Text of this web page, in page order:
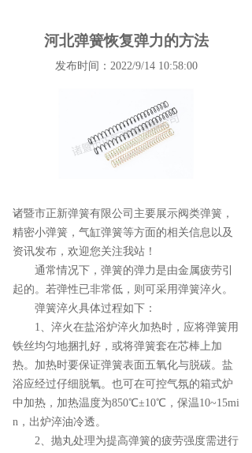
河北弹簧恢复弹力的方法
发布时间：2022/9/14 10:58:00
诸暨市正新弹簧有限公司主要展示阀类弹簧 ，
精密小弹簧，气缸弹簧等方面的相关信息以及
资讯发布，欢迎您关注我站！
通常情况下，弹簧的弹力是由金属疲劳引
起的。若弹性已非常低，则可采用弹簧淬火。
弹簧淬火具体过程如下：
1、淬火在盐浴炉淬火加热时，应将弹簧用
铁丝均匀地捆扎好，或将弹簧套在芯棒上加
热。加热时要保证弹簧表面五氧化与脱碳。盐
浴应经过仔细脱氧。也可在可控气氛的箱式炉
中加热，加热温度为850℃±10℃，保温10~15mi
n，出炉淬油冷透。
2、抛丸处理为提高弹簧的疲劳强度需进行